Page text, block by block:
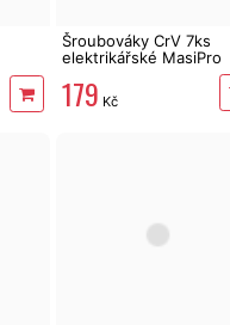
Šroubováky CrV 7ks
elektrikářské MasiPro
179 Kč